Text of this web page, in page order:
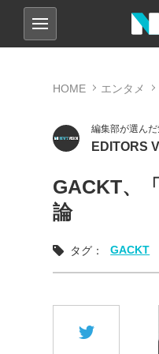
HOME エンタメ
編集部が選ん
EDITORS
GACKT、
論
タグ： GACKT